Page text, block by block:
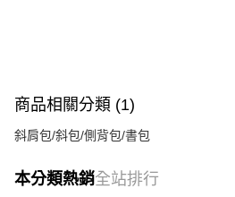
商品相關分類 (1)
斜肩包/斜包/側背包/書包
本分類熱銷全站排行